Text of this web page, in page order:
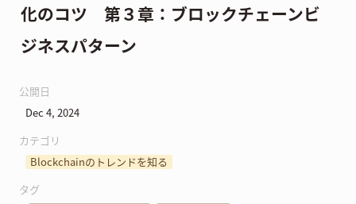
化のコツ　第３章：ブロックチェーンビ
ジネスパターン
公開日
Dec 4, 2024
カテゴリ
Blockchainのトレンドを知る
タグ